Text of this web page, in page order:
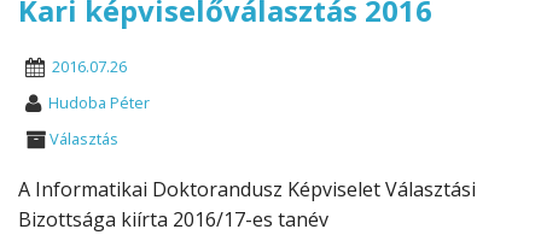
Kari képviselőválasztás 2016
2016.07.26
Hudoba Péter
Választás
A Informatikai Doktorandusz Képviselet Választási
Bizottsága kiírta 2016/17-es tanév